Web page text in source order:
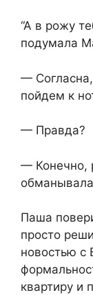
“А в рожу
подумала
—
пойдем к
— Правда?
— Конечно,
Паша
просто
новостью с
квартиру и